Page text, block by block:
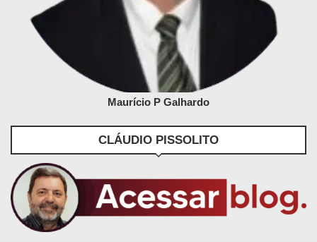
Maurício P Galhardo
CLÁUDIO PISSOLITO